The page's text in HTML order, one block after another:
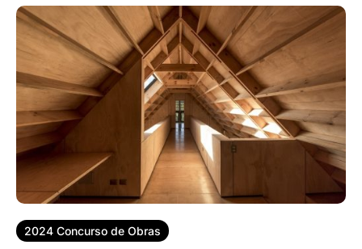
2024 Concurso de Obras